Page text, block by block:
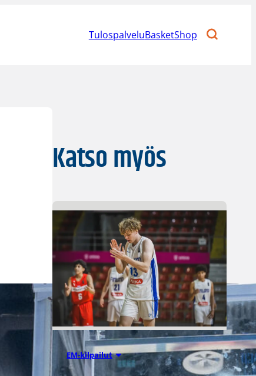
TulospalveluBasketShop
Katso myös
EM-kilpailut 08.08.2026 00:37